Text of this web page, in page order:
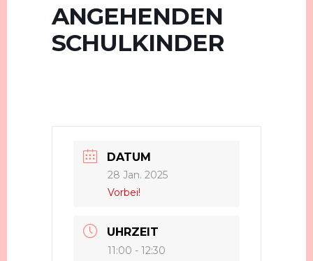
ANGEHENDEN
SCHULKINDER
DATUM
28 Jan. 2025
Vorbei!
UHRZEIT
11:00 - 12:30